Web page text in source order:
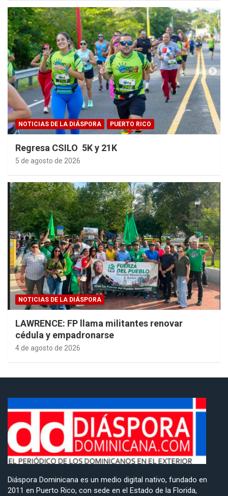
NOTICIAS DE LA DIÁSPORA PUERTO RICO
Regresa CSILO 5K y 21K
5 de agosto de 2026
NOTICIAS DE LA DIÁSPORA
LAWRENCE: FP llama militantes renovar
cédula y empadronarse
4 de agosto de 2026
Diáspora Dominicana es un medio digital nativo, fundado en
2011 en Puerto Rico, con sede en el Estado de la Florida,